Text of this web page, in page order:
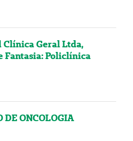
Clínica Geral Ltda,
Fantasia: Policlínica
DE ONCOLOGIA